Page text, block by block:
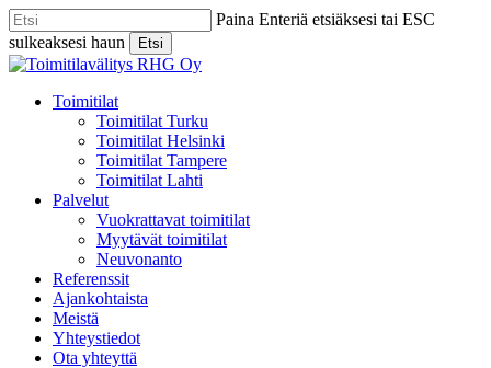
Skip
to
main
content
Paina Enteriä etsiäksesi tai ESC
sulkeaksesi haun
Etsi
Close
Menu
Toimitilat
Toimitilat Turku
Toimitilat Helsinki
Toimitilat Tampere
Toimitilat Lahti
Palvelut
Vuokrattavat toimitilat
Myytävät toimitilat
Neuvonanto
Referenssit
Ajankohtaista
Meistä
Yhteystiedot
Ota yhteyttä